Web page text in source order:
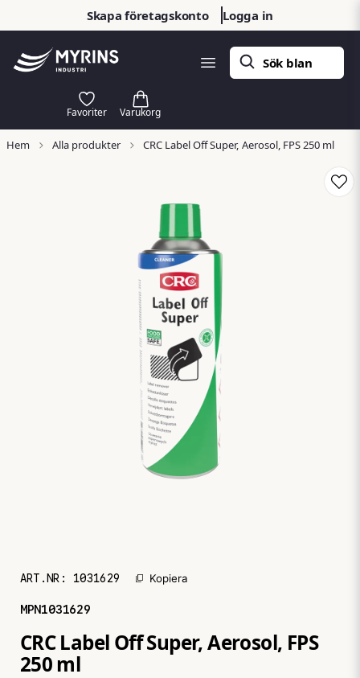
Skapa företagskonto Logga in
Hem Alla produkter CRC Label Off Super, Aerosol, FPS 250 ml
ART.NR: 1031629 Kopiera
MPN1031629
CRC Label Off Super, Aerosol, FPS
250 ml